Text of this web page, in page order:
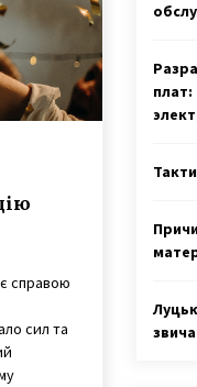
Киеве
в 2014
справою
сил та